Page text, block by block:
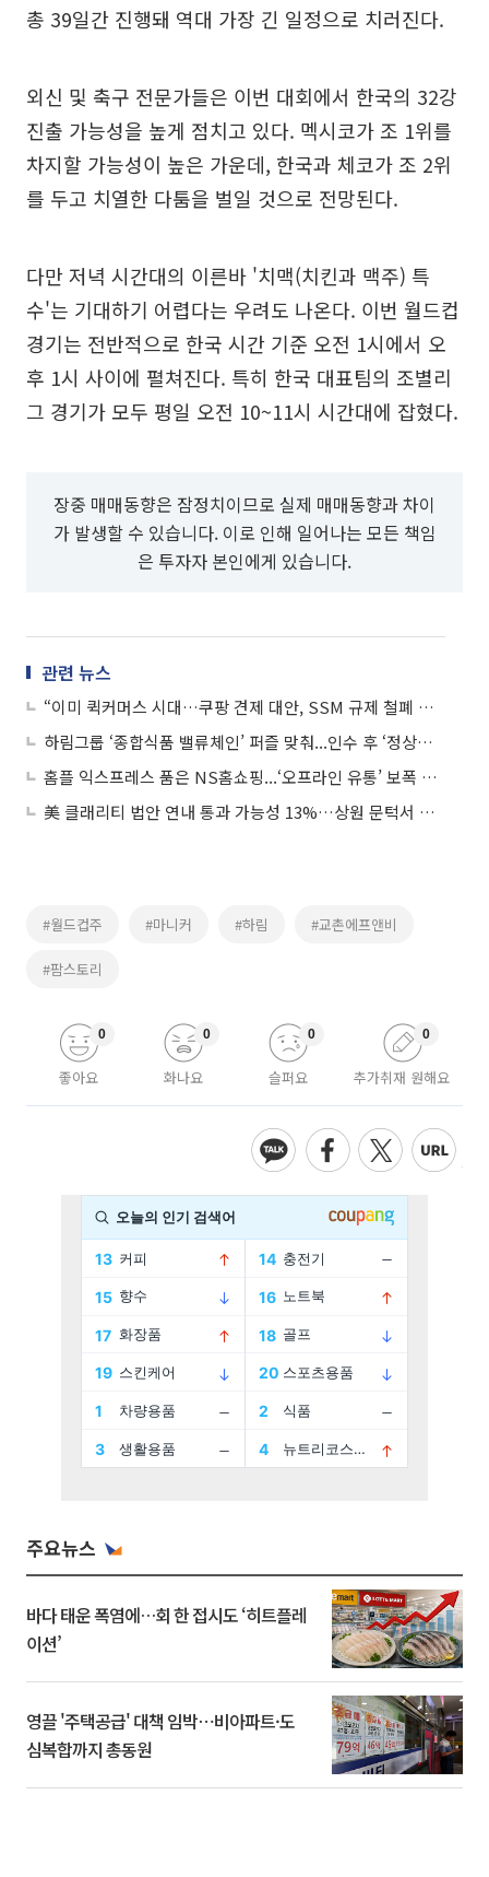
총 39일간 진행돼 역대 가장 긴 일정으로 치러진다.
외신 및 축구 전문가들은 이번 대회에서 한국의 32강
진출 가능성을 높게 점치고 있다. 멕시코가 조 1위를
차지할 가능성이 높은 가운데, 한국과 체코가 조 2위
를 두고 치열한 다툼을 벌일 것으로 전망된다.
다만 저녁 시간대의 이른바 '치맥(치킨과 맥주) 특
수'는 기대하기 어렵다는 우려도 나온다. 이번 월드컵
경기는 전반적으로 한국 시간 기준 오전 1시에서 오
후 1시 사이에 펼쳐진다. 특히 한국 대표팀의 조별리
그 경기가 모두 평일 오전 10~11시 시간대에 잡혔다.
장중 매매동향은 잠정치이므로 실제 매매동향과 차이
가 발생할 수 있습니다. 이로 인해 일어나는 모든 책임
은 투자자 본인에게 있습니다.
관련 뉴스
“이미 퀵커머스 시대…쿠팡 견제 대안, SSM 규제 철폐 시급”(전문가 제언)
하림그룹 ‘종합식품 밸류체인’ 퍼즐 맞춰...인수 후 ‘정상화 비용’ 시험대
홈플 익스프레스 품은 NS홈쇼핑...‘오프라인 유통’ 보폭 확장 주목
美 클래리티 법안 연내 통과 가능성 13%…상원 문턱서 제동
#월드컵주 #마니커 #하림 #교촌에프앤비
#팜스토리
좋아요
0
화나요
0
슬퍼요
0
추가취재 원해요
0
주요뉴스
바다 태운 폭염에…회 한 접시도 ‘히트플레
이션’
영끌 '주택공급' 대책 임박⋯비아파트·도
심복합까지 총동원